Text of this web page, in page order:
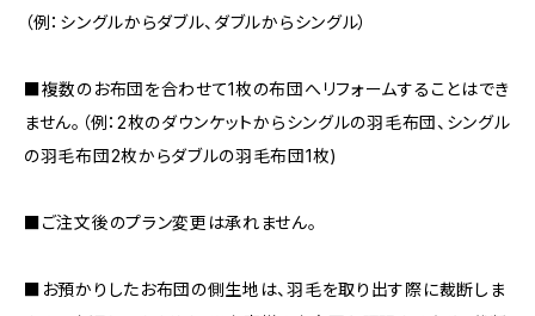
（例：シングルからダブル、ダブルからシングル）
■複数のお布団を合わせて1枚の布団へリフォームすることはでき
ません。（例：2枚のダウンケットからシングルの羽毛布団、シングル
の羽毛布団2枚からダブルの羽毛布団1枚)
■ご注文後のプラン変更は承れません。
■お預かりしたお布団の側生地は、羽毛を取り出す際に裁断しま